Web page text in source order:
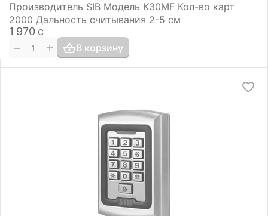
Производитель SIB Модель K30MF Кол-во карт
2000 Дальность считывания 2-5 см
1 970 с
+
− В корзину